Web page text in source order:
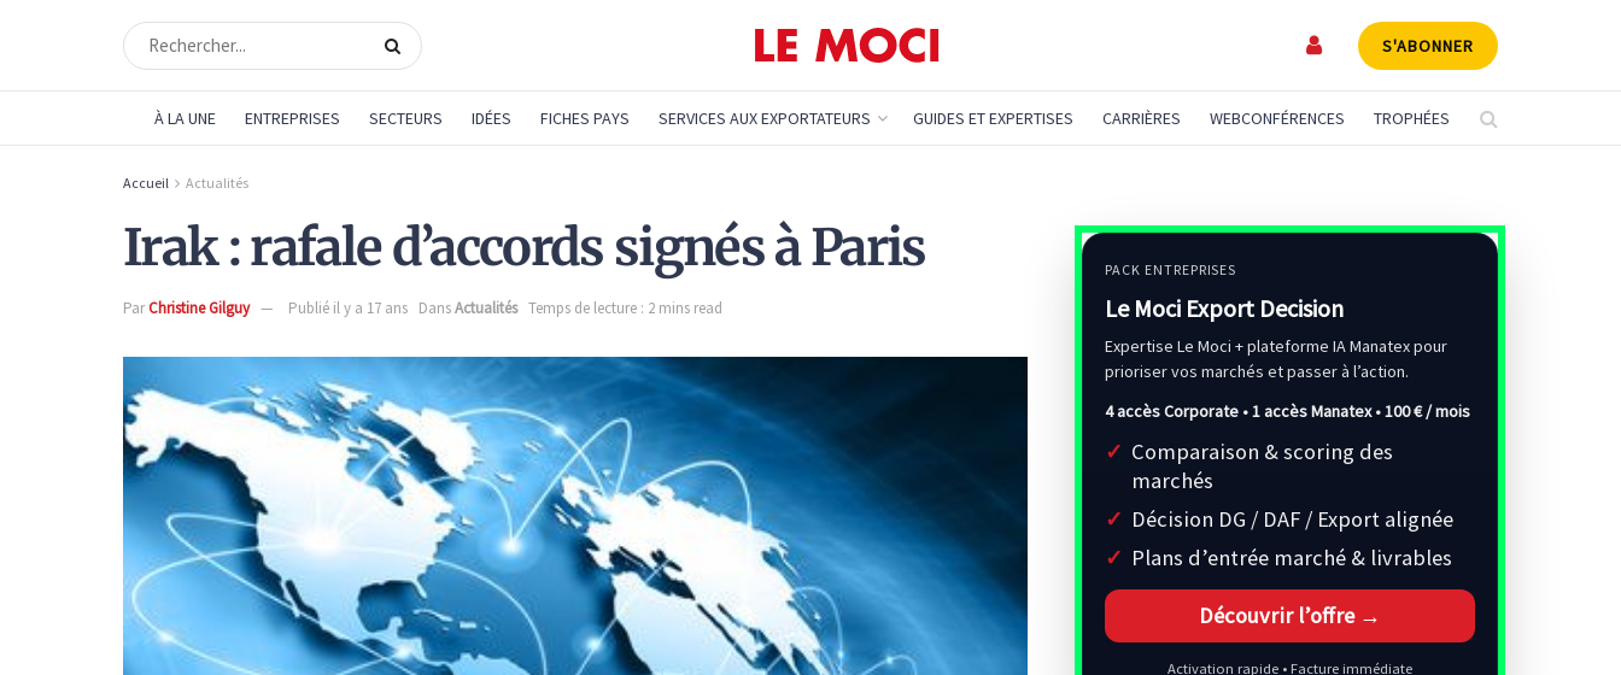
S'ABONNER
À LA UNE ENTREPRISES SECTEURS IDÉES FICHES PAYS SERVICES AUX EXPORTATEURS GUIDES ET EXPERTISES CARRIÈRES WEBCONFÉRENCES TROPHÉES
Accueil Actualités
Irak : rafale d’accords signés à Paris
ParChristine Gilguy Publié il y a 17 ans DansActualités Temps de lecture : 2 mins read
PACK ENTREPRISES
Le Moci Export Decision
Expertise Le Moci + plateforme IA Manatex pour
prioriser vos marchés et passer à l’action.
4 accès Corporate • 1 accès Manatex •100 € / mois
Comparaison & scoring des
marchés
Décision DG / DAF / Export alignée
Plans d’entrée marché & livrables
Découvrir l’offre →
Activation rapide • Facture immédiate